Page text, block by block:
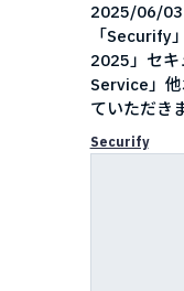
2025/06/03
「Securify
2025」セキ
Service」
ていただき
Securify